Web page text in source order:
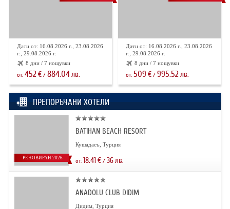
Дати от: 16.08.2026 г., 23.08.2026
г., 29.08.2026 г.
8 дни / 7 нощувки
от: 452€/ 884.04лв.
Дати от: 16.08.2026 г., 23.08.2026
г., 29.08.2026 г.
8 дни / 7 нощувки
от:509 € /995.52лв.
ПРЕПОРЪЧАНИ ХОТЕЛИ
РЕНОВИРАН 2026
BATIHAN BEACH RESORT
Кушадасъ, Турция
от: 18.41€/ 36лв.
ANADOLU CLUB DIDIM
Дидим, Турция